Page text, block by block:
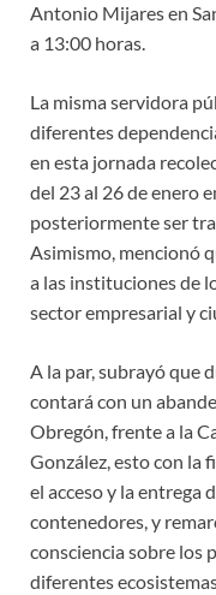
Antonio Mijares en
a 13:00 horas.
La misma servidora
diferentes
en esta jornada
del 23 al 26 de enero
posteriormente ser
Asimismo, mencionó
a las instituciones de
sector empresarial y
A la par, subrayó que
contará con un
Obregón, frente a la
González, esto con la
el acceso y la entrega
contenedores, y
consciencia sobre los
diferentes